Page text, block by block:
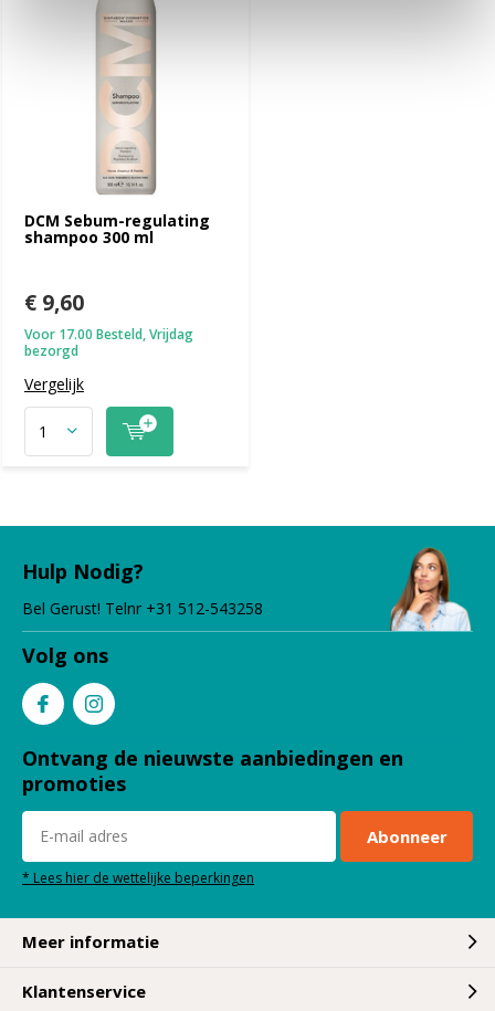
DCM Sebum-regulating
shampoo 300 ml
€ 9,60
Voor 17.00 Besteld, Vrijdag
bezorgd
Vergelijk
Hulp Nodig?
Bel Gerust! Telnr +31 512-543258
Volg ons
Ontvang de nieuwste aanbiedingen en
promoties
Abonneer
* Lees hier de wettelijke beperkingen
Meer informatie
Klantenservice